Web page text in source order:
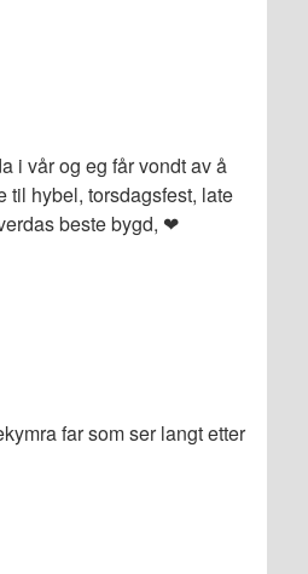
i vår og eg får vondt av å
til hybel, torsdagsfest, late
beste bygd, ❤
far som ser langt etter